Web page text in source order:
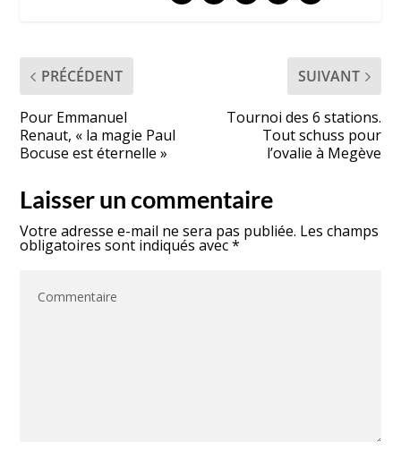
PRÉCÉDENT
Pour Emmanuel
Renaut, « la magie Paul
Bocuse est éternelle »
SUIVANT
Tournoi des 6 stations.
Tout schuss pour
l’ovalie à Megève
Laisser un commentaire
Votre adresse e-mail ne sera pas publiée. Les champs
obligatoires sont indiqués avec*